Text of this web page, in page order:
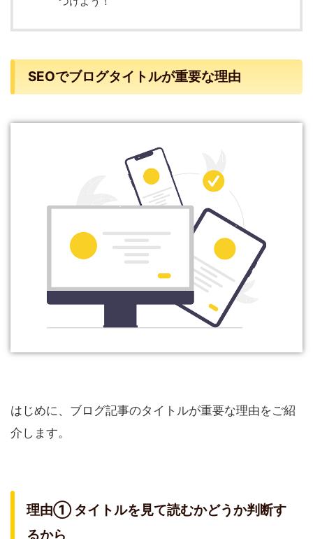
SEOでブログタイトルが重要な理由
はじめに、ブログ記事のタイトルが重要な理由をご紹
介します。
理由① タイトルを見て読むかどうか判断す
るから